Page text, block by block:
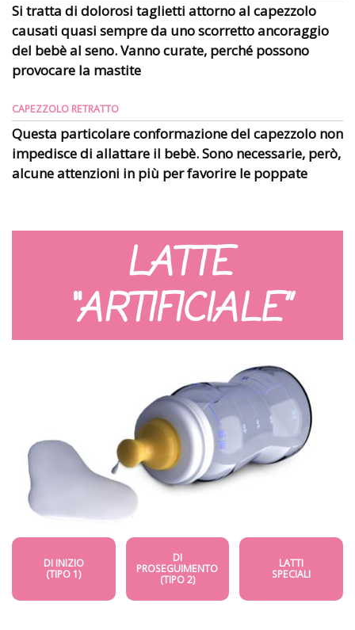
Si tratta di dolorosi taglietti attorno al capezzolo
causati quasi sempre da uno scorretto ancoraggio
del bebè al seno. Vanno curate, perché possono
provocare la mastite
CAPEZZOLO RETRATTO
Questa particolare conformazione del capezzolo non
impedisce di allattare il bebè. Sono necessarie, però,
alcune attenzioni in più per favorire le poppate
LATTE
“ARTIFICIALE”
DI INIZIO
(TIPO 1)
DI
PROSEGUIMENTO
(TIPO 2)
LATTI
SPECIALI